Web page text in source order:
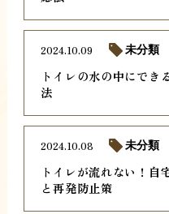
トイレの水の中にでき
法
2024.10.09 未分類
トイレが流れない！自
と再発防止策
2024.10.08 未分類